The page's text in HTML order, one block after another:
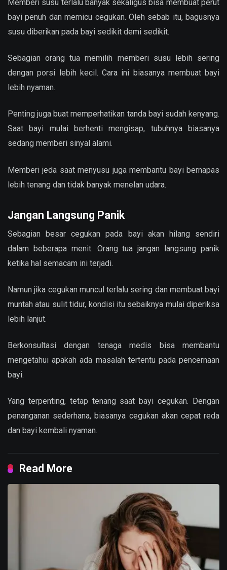
Memberi susu terlalu banyak sekaligus bisa membuat perut
bayi penuh dan memicu cegukan. Oleh sebab itu, bagusnya
susu diberikan pada bayi sedikit demi sedikit.
Sebagian orang tua memilih memberi susu lebih sering
dengan porsi lebih kecil. Cara ini biasanya membuat bayi
lebih nyaman.
Penting juga buat memperhatikan tanda bayi sudah kenyang.
Saat bayi mulai berhenti mengisap, tubuhnya biasanya
sedang memberi sinyal alami.
Memberi jeda saat menyusu juga membantu bayi bernapas
lebih tenang dan tidak banyak menelan udara.
Jangan Langsung Panik
Sebagian besar cegukan pada bayi akan hilang sendiri
dalam beberapa menit. Orang tua jangan langsung panik
ketika hal semacam ini terjadi.
Namun jika cegukan muncul terlalu sering dan membuat bayi
muntah atau sulit tidur, kondisi itu sebaiknya mulai diperiksa
lebih lanjut.
Berkonsultasi dengan tenaga medis bisa membantu
mengetahui apakah ada masalah tertentu pada pencernaan
bayi.
Yang terpenting, tetap tenang saat bayi cegukan. Dengan
penanganan sederhana, biasanya cegukan akan cepat reda
dan bayi kembali nyaman.
Read More